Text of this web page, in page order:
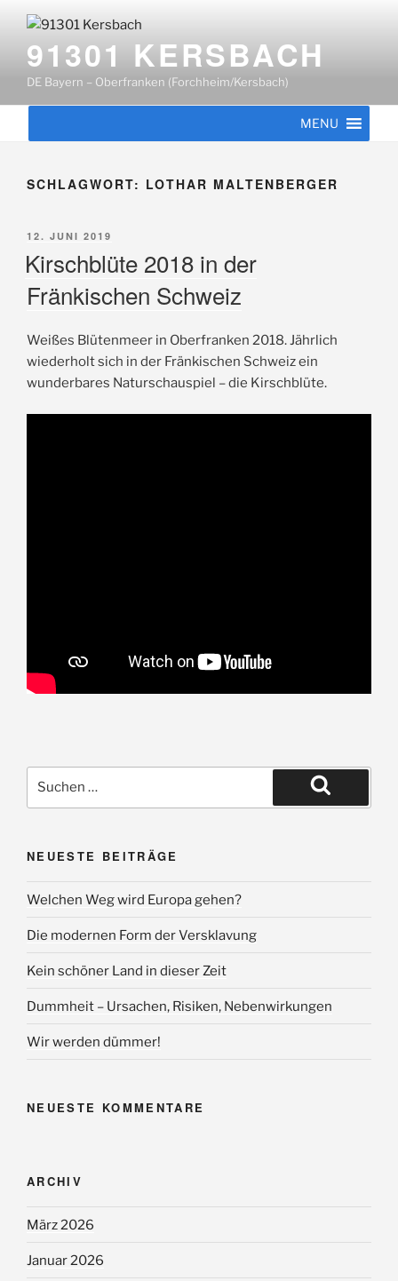
Inhalt
springen91301 KERSBACH
DE Bayern – Oberfranken (Forchheim/Kersbach)
MENU
SCHLAGWORT: LOTHAR MALTENBERGER
VERÖFFENTLICHT
12. JUNI 2019
Kirschblüte 2018 in der
Fränkischen Schweiz
Weißes Blütenmeer in Oberfranken 2018. Jährlich
wiederholt sich in der Fränkischen Schweiz ein
wunderbares Naturschauspiel – die Kirschblüte.
Suche
nach:
Suchen
NEUESTE BEITRÄGE
Welchen Weg wird Europa gehen?
Die modernen Form der Versklavung
Kein schöner Land in dieser Zeit
Dummheit – Ursachen, Risiken, Nebenwirkungen
Wir werden dümmer!
NEUESTE KOMMENTARE
ARCHIV
März 2026
Januar 2026